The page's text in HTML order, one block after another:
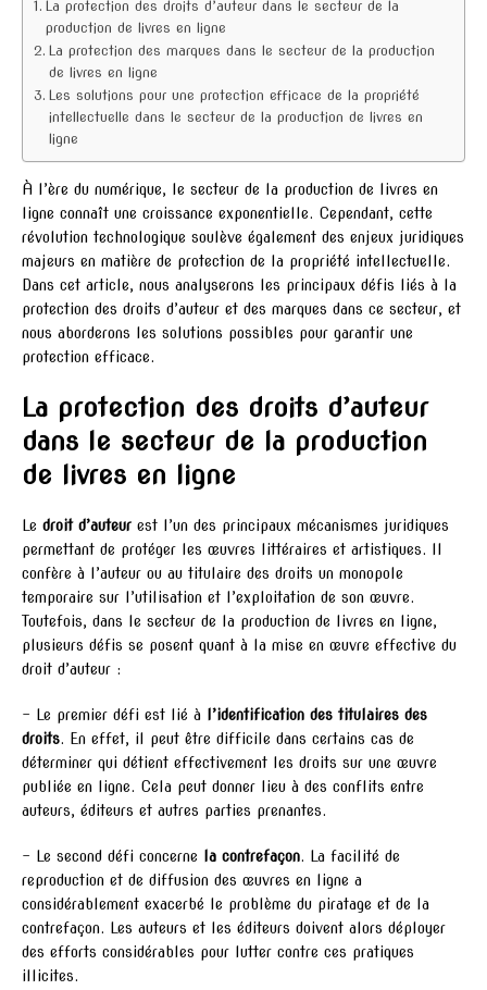
La protection des droits d’auteur dans le secteur de la
production de livres en ligne
La protection des marques dans le secteur de la production
de livres en ligne
Les solutions pour une protection efficace de la propriété
intellectuelle dans le secteur de la production de livres en
ligne
À l’ère du numérique, le secteur de la production de livres en
ligne connaît une croissance exponentielle. Cependant, cette
révolution technologique soulève également des enjeux juridiques
majeurs en matière de protection de la propriété intellectuelle.
Dans cet article, nous analyserons les principaux défis liés à la
protection des droits d’auteur et des marques dans ce secteur, et
nous aborderons les solutions possibles pour garantir une
protection efficace.
La protection des droits d’auteur
dans le secteur de la production
de livres en ligne
Le droit d’auteur est l’un des principaux mécanismes juridiques
permettant de protéger les œuvres littéraires et artistiques. Il
confère à l’auteur ou au titulaire des droits un monopole
temporaire sur l’utilisation et l’exploitation de son œuvre.
Toutefois, dans le secteur de la production de livres en ligne,
plusieurs défis se posent quant à la mise en œuvre effective du
droit d’auteur :
– Le premier défi est lié à
l’identification des titulaires des
droits. En effet, il peut être difficile dans certains cas de
déterminer qui détient effectivement les droits sur une œuvre
publiée en ligne. Cela peut donner lieu à des conflits entre
auteurs, éditeurs et autres parties prenantes.
– Le second défi concerne la contrefaçon. La facilité de
reproduction et de diffusion des œuvres en ligne a
considérablement exacerbé le problème du piratage et de la
contrefaçon. Les auteurs et les éditeurs doivent alors déployer
des efforts considérables pour lutter contre ces pratiques
illicites.